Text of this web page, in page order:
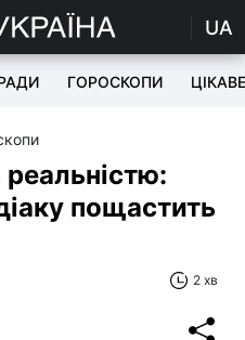
UA
ГОРОСКОПИ ЦІКАВЕ
реальністю:
пощастить
2 хв